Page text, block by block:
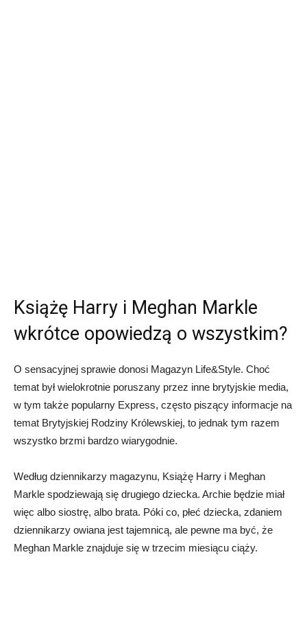
Książę Harry i Meghan Markle
wkrótce opowiedzą o wszystkim?
O sensacyjnej sprawie donosi Magazyn Life&Style. Choć
temat był wielokrotnie poruszany przez inne brytyjskie media,
w tym także popularny Express, często piszący informacje na
temat Brytyjskiej Rodziny Królewskiej, to jednak tym razem
wszystko brzmi bardzo wiarygodnie.
Według dziennikarzy magazynu, Książę Harry i Meghan
Markle spodziewają się drugiego dziecka. Archie będzie miał
więc albo siostrę, albo brata. Póki co, płeć dziecka, zdaniem
dziennikarzy owiana jest tajemnicą, ale pewne ma być, że
Meghan Markle znajduje się w trzecim miesiącu ciąży.